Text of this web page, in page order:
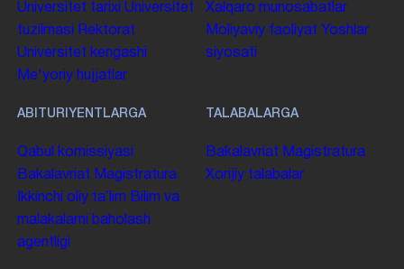
Universitet tarixi Universitet
tuzilmasi
Rektorat
Universitet kengashi
Me'yoriy hujjatlar
Xalqaro munosabatlar
Moliyaviy faoliyat Yoshlar
siyosati
ABITURIYENTLARGA
Qabul komissiyasi
Bakalavriat Magistratura
Ikkinchi oliy taʼlim Bilim va
malakalarni baholash
agentligi
TALABALARGA
Bakalavriat Magistratura
Xorijiy talabalar